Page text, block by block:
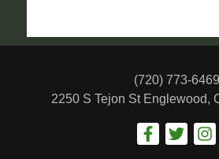
(720) 773-6469
2250 S Tejon St Englewood,